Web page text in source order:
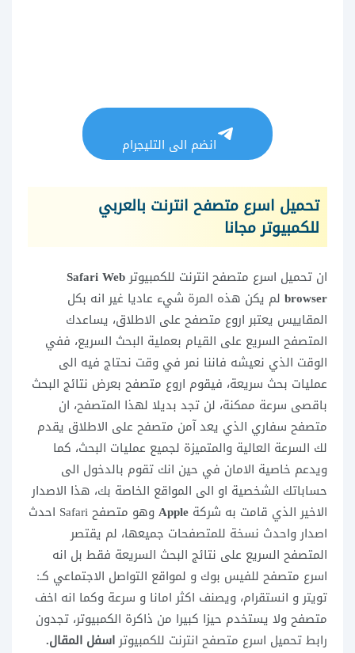
انضم الى التليجرام
تحميل اسرع متصفح انترنت بالعربي
للكمبيوتر مجانا
ان تحميل اسرع متصفح انترنت للكمبيوترSafari Web
browser لم يكن هذه المرة شيء عاديا غير انه بكل
المقاييس يعتبر اروع متصفح على الاطلاق، يساعدك
المتصفح السريع على القيام بعملية البحث السريع، ففي
الوقت الذي نعيشه فاننا نمر في وقت نحتاج فيه الى
عمليات بحث سريعة، فيقوم اروع متصفح بعرض نتائج البحث
باقصى سرعة ممكنة، لن تجد بديلا لهذا المتصفح، ان
متصفح سفاري الذي يعد آمن متصفح على الاطلاق يقدم
لك السرعة العالية والمتميزة لجميع عمليات البحث، كما
ويدعم خاصية الامان في حين انك تقوم بالدخول الى
حساباتك الشخصية او الى المواقع الخاصة بك، هذا الاصدار
الاخير الذي قامت به شركة Apple
وهو متصفح Safari احدث
اصدار واحدث نسخة للمتصفحات جميعها، لم يقتصر
المتصفح السريع على نتائج البحث السريعة فقط بل انه
اسرع متصفح للفيس بوك و لمواقع التواصل الاجتماعي كـ:
تويتر و انستقرام، ويصنف اكثر امانا و سرعة وكما انه اخف
متصفح ولا يستخدم حيزا كبيرا من ذاكرة الكمبيوتر، تجدون
رابط تحميل اسرع متصفح انترنت للكمبيوتراسفل المقال.